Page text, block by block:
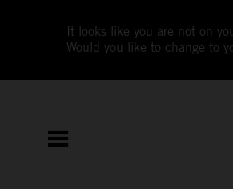
It looks like you are not on
Would you like to change to